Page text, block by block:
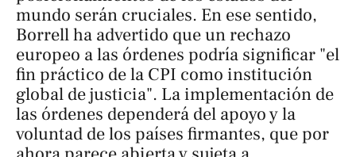
mundo serán cruciales. En ese sentido,
Borrell ha advertido que un rechazo
europeo a las órdenes podría significar "el
fin práctico de la CPI como institución
global de justicia". La implementación de
las órdenes dependerá del apoyo y la
voluntad de los países firmantes, que por